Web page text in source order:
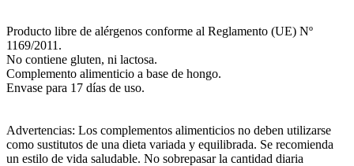
Producto libre de alérgenos conforme al Reglamento (UE) Nº
1169/2011.
No contiene gluten, ni lactosa.
Complemento alimenticio a base de hongo.
Envase para 17 días de uso.
Advertencias: Los complementos alimenticios no deben utilizarse
como sustitutos de una dieta variada y equilibrada. Se recomienda
un estilo de vida saludable. No sobrepasar la cantidad diaria